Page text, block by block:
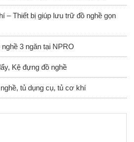
– Thiết bị giúp lưu trữ đồ nghề gọn
3 ngăn tại NPRO
Kệ đựng đồ nghề
tủ dụng cụ, tủ cơ khí